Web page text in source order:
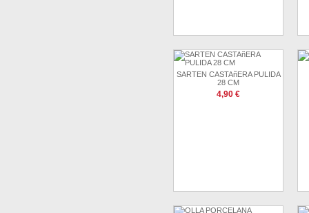
SARTEN CASTAñERA PULIDA
28 CM
4,90 €